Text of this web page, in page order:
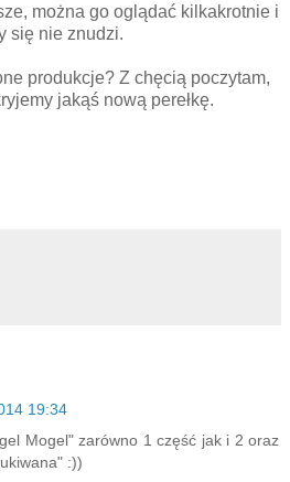
można go oglądać kilkakrotnie i
się nie znudzi.
produkcje? Z chęcią poczytam,
jakąś nową perełkę.
19:34
Mogel" zarówno 1 część jak i 2 oraz
:))